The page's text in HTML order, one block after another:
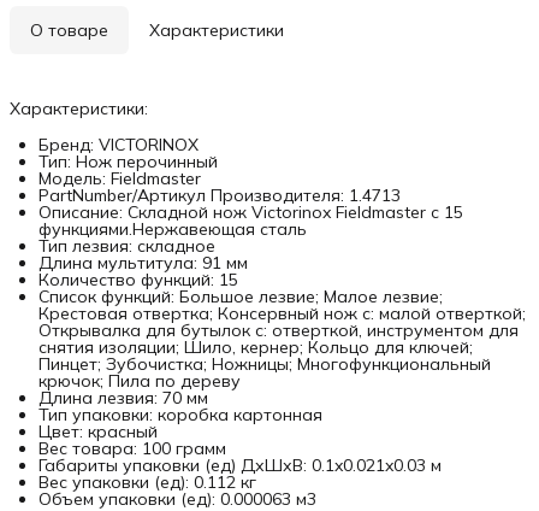
О товаре Характеристики
Характеристики:
Бренд: VICTORINOX
Тип: Нож перочинный
Модель: Fieldmaster
PartNumber/Артикул Производителя: 1.4713
Описание: Складной нож Victorinox Fieldmaster с 15
функциями.Нержавеющая сталь
Тип лезвия: складное
Длина мультитула: 91 мм
Количество функций: 15
Список функций: Большое лезвие; Малое лезвие;
Крестовая отвертка; Консервный нож с: малой отверткой;
Открывалка для бутылок с: отверткой, инструментом для
снятия изоляции; Шило, кернер; Кольцо для ключей;
Пинцет; Зубочистка; Ножницы; Многофункциональный
крючок; Пила по дереву
Длина лезвия: 70 мм
Тип упаковки: коробка картонная
Цвет: красный
Вес товара: 100 грамм
Габариты упаковки (ед) ДхШхВ: 0.1x0.021x0.03 м
Вес упаковки (ед): 0.112 кг
Объем упаковки (ед): 0.000063 м3